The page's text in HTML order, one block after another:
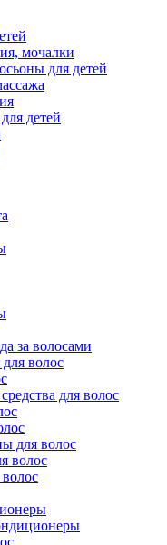
мочалки
для детей
детей
за волосами
волос
для волос
для волос
волос